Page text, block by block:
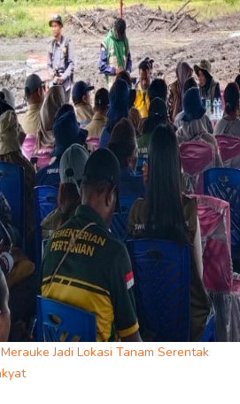
Jadi Lokasi Tanam Serentak